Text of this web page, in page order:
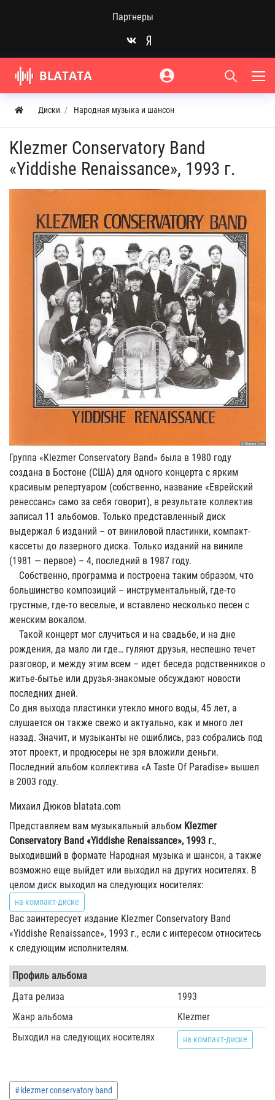
Партнеры
Диски Народная музыка и шансон
Klezmer Conservatory Band
«Yiddishe Renaissance», 1993 г.
Группа «Klezmer Conservatory Band» была в 1980 году
создана в Бостоне (США) для одного концерта с ярким
красивым репертуаром (собственно, название «Еврейский
ренессанс» само за себя говорит), в результате коллектив
записал 11 альбомов. Только представленный диск
выдержал 6 изданий – от виниловой пластинки, компакт-
кассеты до лазерного диска. Только изданий на виниле
(1981 — первое) – 4, последний в 1987 году.
Собственно, программа и построена таким образом, что
большинство композиций – инструментальный, где-то
грустные, где-то веселые, и вставлено несколько песен с
женским вокалом.
Такой концерт мог случиться и на свадьбе, и на дне
рождения, да мало ли где… гуляют друзья, неспешно течет
разговор, и между этим всем – идет беседа родственников о
житье-бытье или друзья-знакомые обсуждают новости
последних дней.
Со дня выхода пластинки утекло много воды, 45 лет, а
слушается он также свежо и актуально, как и много лет
назад. Значит, и музыканты не ошиблись, раз собрались под
этот проект, и продюсеры не зря вложили деньги.
Последний альбом коллектива «A Taste Of Paradise» вышел
в 2003 году.
Михаил Дюков blatata.com
Представляем вам музыкальный альбом Klezmer
Conservatory Band «Yiddishe Renaissance», 1993 г.,
выходивший в формате Народная музыка и шансон, а также
возможно еще выйдет или выходил на других носителях. В
целом диск выходил на следующих носителях:
на компакт-диске
Вас заинтересует издание Klezmer Conservatory Band
«Yiddishe Renaissance», 1993 г., если с интересом относитесь
к следующим исполнителям.
Профиль альбома
Дата релиза
1993
Жанр альбома
Klezmer
Выходил на следующих носителях
на компакт-диске
klezmer conservatory band